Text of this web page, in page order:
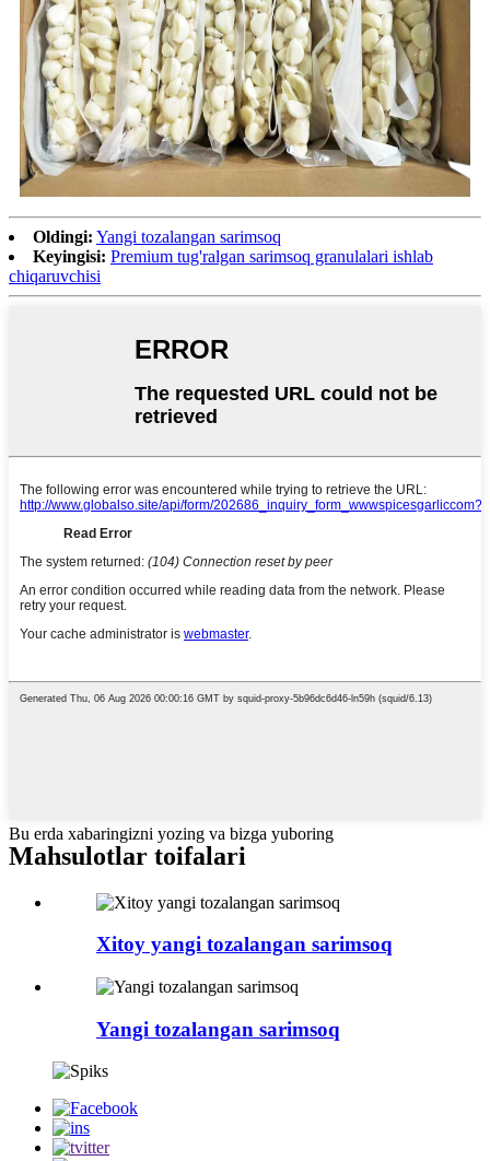
Oldingi: Yangi tozalangan sarimsoq
Keyingisi: Premium tug'ralgan sarimsoq granulalari ishlab
chiqaruvchisi
Bu erda xabaringizni yozing va bizga yuboring
Mahsulotlar toifalari
Xitoy yangi tozalangan sarimsoq
Yangi tozalangan sarimsoq